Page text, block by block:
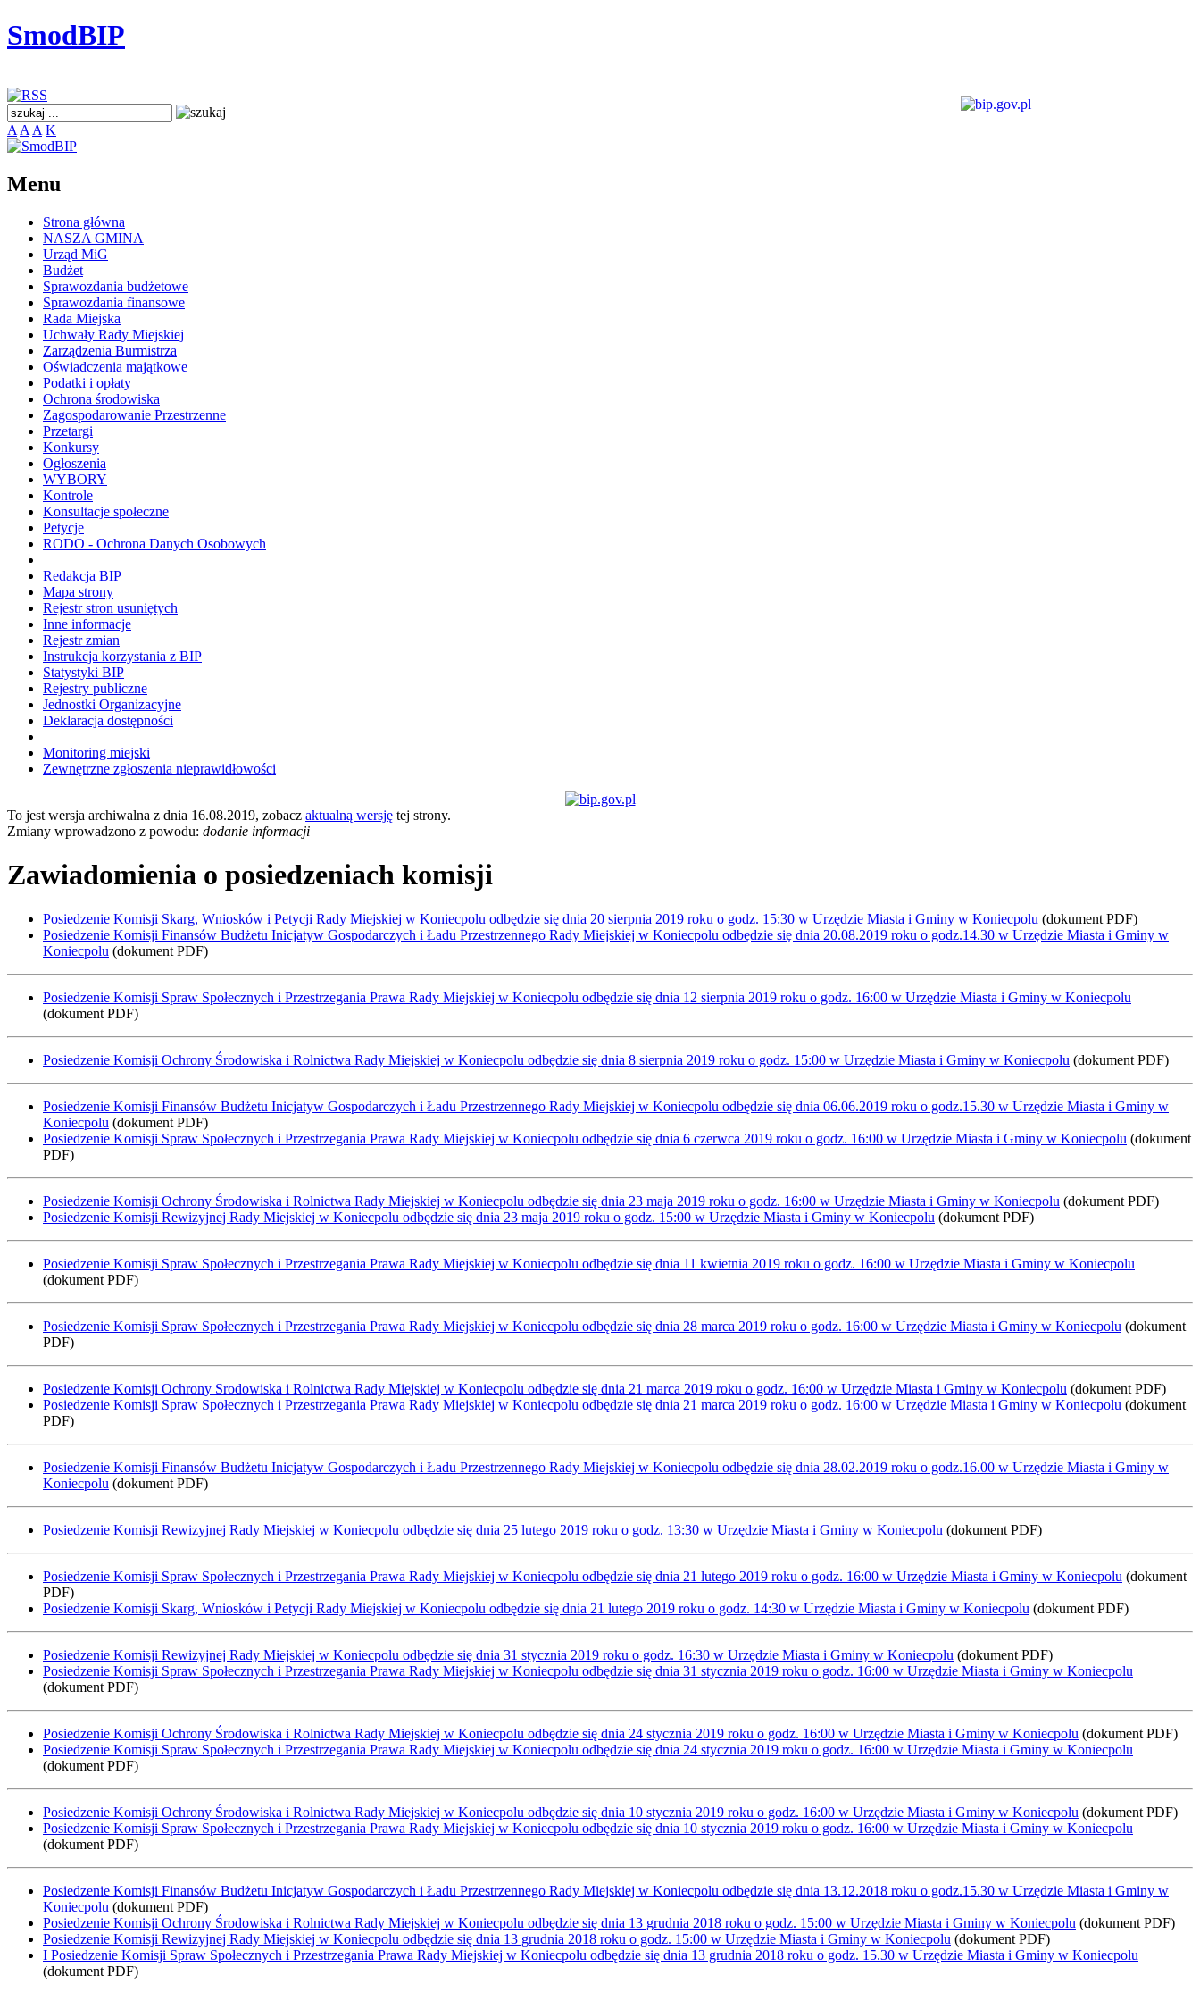
SmodBIP
A A A K
Menu
Strona główna
NASZA GMINA
Urząd MiG
Budżet
Sprawozdania budżetowe
Sprawozdania finansowe
Rada Miejska
Uchwały Rady Miejskiej
Zarządzenia Burmistrza
Oświadczenia majątkowe
Podatki i opłaty
Ochrona środowiska
Zagospodarowanie Przestrzenne
Przetargi
Konkursy
Ogłoszenia
WYBORY
Kontrole
Konsultacje społeczne
Petycje
RODO - Ochrona Danych Osobowych
Redakcja BIP
Mapa strony
Rejestr stron usuniętych
Inne informacje
Rejestr zmian
Instrukcja korzystania z BIP
Statystyki BIP
Rejestry publiczne
Jednostki Organizacyjne
Deklaracja dostępności
Monitoring miejski
Zewnętrzne zgłoszenia nieprawidłowości
To jest wersja archiwalna z dnia 16.08.2019, zobacz aktualną wersję tej strony.
Zmiany wprowadzono z powodu: dodanie informacji
Zawiadomienia o posiedzeniach komisji
Posiedzenie Komisji Skarg, Wniosków i Petycji Rady Miejskiej w Koniecpolu odbędzie się dnia 20 sierpnia 2019 roku o godz. 15:30 w Urzędzie Miasta i Gminy w Koniecpolu (dokument PDF)
Posiedzenie Komisji Finansów Budżetu Inicjatyw Gospodarczych i Ładu Przestrzennego Rady Miejskiej w Koniecpolu odbędzie się dnia 20.08.2019 roku o godz.14.30 w Urzędzie Miasta i Gminy w
Koniecpolu (dokument PDF)
Posiedzenie Komisji Spraw Społecznych i Przestrzegania Prawa Rady Miejskiej w Koniecpolu odbędzie się dnia 12 sierpnia 2019 roku o godz. 16:00 w Urzędzie Miasta i Gminy w Koniecpolu
(dokument PDF)
Posiedzenie Komisji Ochrony Środowiska i Rolnictwa Rady Miejskiej w Koniecpolu odbędzie się dnia 8 sierpnia 2019 roku o godz. 15:00 w Urzędzie Miasta i Gminy w Koniecpolu (dokument PDF)
Posiedzenie Komisji Finansów Budżetu Inicjatyw Gospodarczych i Ładu Przestrzennego Rady Miejskiej w Koniecpolu odbędzie się dnia 06.06.2019 roku o godz.15.30 w Urzędzie Miasta i Gminy w
Koniecpolu (dokument PDF)
Posiedzenie Komisji Spraw Społecznych i Przestrzegania Prawa Rady Miejskiej w Koniecpolu odbędzie się dnia 6 czerwca 2019 roku o godz. 16:00 w Urzędzie Miasta i Gminy w Koniecpolu (dokument
PDF)
Posiedzenie Komisji Ochrony Środowiska i Rolnictwa Rady Miejskiej w Koniecpolu odbędzie się dnia 23 maja 2019 roku o godz. 16:00 w Urzędzie Miasta i Gminy w Koniecpolu (dokument PDF)
Posiedzenie Komisji Rewizyjnej Rady Miejskiej w Koniecpolu odbędzie się dnia 23 maja 2019 roku o godz. 15:00 w Urzędzie Miasta i Gminy w Koniecpolu (dokument PDF)
Posiedzenie Komisji Spraw Społecznych i Przestrzegania Prawa Rady Miejskiej w Koniecpolu odbędzie się dnia 11 kwietnia 2019 roku o godz. 16:00 w Urzędzie Miasta i Gminy w Koniecpolu
(dokument PDF)
Posiedzenie Komisji Spraw Społecznych i Przestrzegania Prawa Rady Miejskiej w Koniecpolu odbędzie się dnia 28 marca 2019 roku o godz. 16:00 w Urzędzie Miasta i Gminy w Koniecpolu (dokument
PDF)
Posiedzenie Komisji Ochrony Srodowiska i Rolnictwa Rady Miejskiej w Koniecpolu odbędzie się dnia 21 marca 2019 roku o godz. 16:00 w Urzędzie Miasta i Gminy w Koniecpolu (dokument PDF)
Posiedzenie Komisji Spraw Społecznych i Przestrzegania Prawa Rady Miejskiej w Koniecpolu odbędzie się dnia 21 marca 2019 roku o godz. 16:00 w Urzędzie Miasta i Gminy w Koniecpolu (dokument
PDF)
Posiedzenie Komisji Finansów Budżetu Inicjatyw Gospodarczych i Ładu Przestrzennego Rady Miejskiej w Koniecpolu odbędzie się dnia 28.02.2019 roku o godz.16.00 w Urzędzie Miasta i Gminy w
Koniecpolu (dokument PDF)
Posiedzenie Komisji Rewizyjnej Rady Miejskiej w Koniecpolu odbędzie się dnia 25 lutego 2019 roku o godz. 13:30 w Urzędzie Miasta i Gminy w Koniecpolu (dokument PDF)
Posiedzenie Komisji Spraw Społecznych i Przestrzegania Prawa Rady Miejskiej w Koniecpolu odbędzie się dnia 21 lutego 2019 roku o godz. 16:00 w Urzędzie Miasta i Gminy w Koniecpolu (dokument
PDF)
Posiedzenie Komisji Skarg, Wniosków i Petycji Rady Miejskiej w Koniecpolu odbędzie się dnia 21 lutego 2019 roku o godz. 14:30 w Urzędzie Miasta i Gminy w Koniecpolu (dokument PDF)
Posiedzenie Komisji Rewizyjnej Rady Miejskiej w Koniecpolu odbędzie się dnia 31 stycznia 2019 roku o godz. 16:30 w Urzędzie Miasta i Gminy w Koniecpolu (dokument PDF)
Posiedzenie Komisji Spraw Społecznych i Przestrzegania Prawa Rady Miejskiej w Koniecpolu odbędzie się dnia 31 stycznia 2019 roku o godz. 16:00 w Urzędzie Miasta i Gminy w Koniecpolu
(dokument PDF)
Posiedzenie Komisji Ochrony Środowiska i Rolnictwa Rady Miejskiej w Koniecpolu odbędzie się dnia 24 stycznia 2019 roku o godz. 16:00 w Urzędzie Miasta i Gminy w Koniecpolu (dokument PDF)
Posiedzenie Komisji Spraw Społecznych i Przestrzegania Prawa Rady Miejskiej w Koniecpolu odbędzie się dnia 24 stycznia 2019 roku o godz. 16:00 w Urzędzie Miasta i Gminy w Koniecpolu
(dokument PDF)
Posiedzenie Komisji Ochrony Środowiska i Rolnictwa Rady Miejskiej w Koniecpolu odbędzie się dnia 10 stycznia 2019 roku o godz. 16:00 w Urzędzie Miasta i Gminy w Koniecpolu (dokument PDF)
Posiedzenie Komisji Spraw Społecznych i Przestrzegania Prawa Rady Miejskiej w Koniecpolu odbędzie się dnia 10 stycznia 2019 roku o godz. 16:00 w Urzędzie Miasta i Gminy w Koniecpolu
(dokument PDF)
Posiedzenie Komisji Finansów Budżetu Inicjatyw Gospodarczych i Ładu Przestrzennego Rady Miejskiej w Koniecpolu odbędzie się dnia 13.12.2018 roku o godz.15.30 w Urzędzie Miasta i Gminy w
Koniecpolu (dokument PDF)
Posiedzenie Komisji Ochrony Środowiska i Rolnictwa Rady Miejskiej w Koniecpolu odbędzie się dnia 13 grudnia 2018 roku o godz. 15:00 w Urzędzie Miasta i Gminy w Koniecpolu (dokument PDF)
Posiedzenie Komisji Rewizyjnej Rady Miejskiej w Koniecpolu odbędzie się dnia 13 grudnia 2018 roku o godz. 15:00 w Urzędzie Miasta i Gminy w Koniecpolu (dokument PDF)
I Posiedzenie Komisji Spraw Społecznych i Przestrzegania Prawa Rady Miejskiej w Koniecpolu odbędzie się dnia 13 grudnia 2018 roku o godz. 15.30 w Urzędzie Miasta i Gminy w Koniecpolu
(dokument PDF)